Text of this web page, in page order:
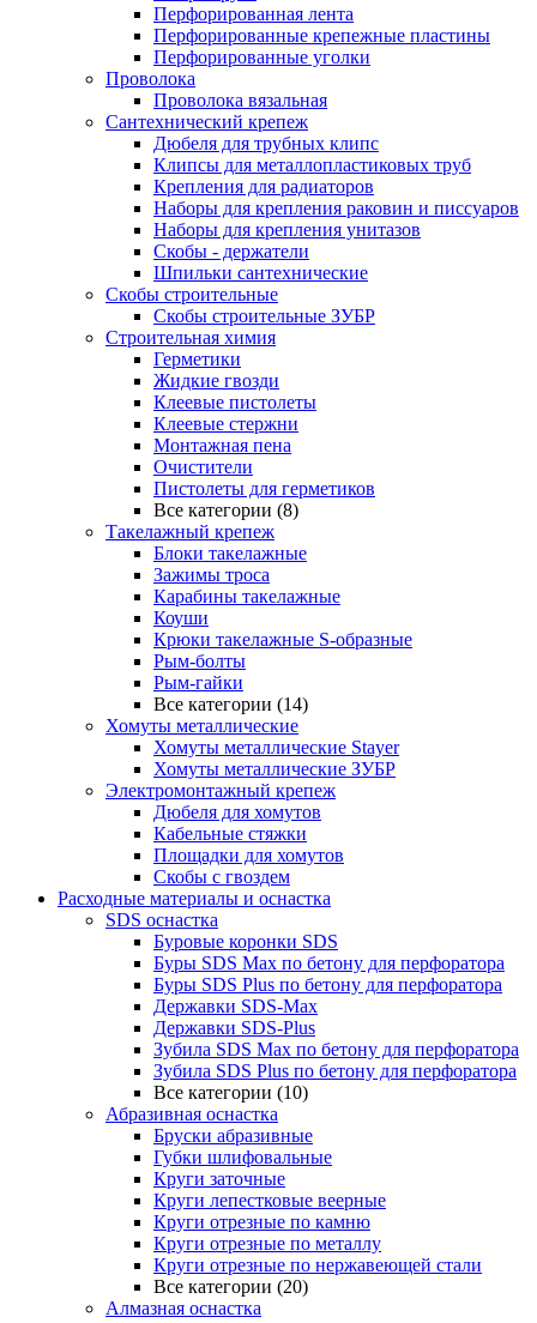
Перфорированная лента
Перфорированные крепежные пластины
Перфорированные уголки
Проволока
Проволока вязальная
Сантехнический крепеж
Дюбеля для трубных клипс
Клипсы для металлопластиковых труб
Крепления для радиаторов
Наборы для крепления раковин и писсуаров
Наборы для крепления унитазов
Скобы - держатели
Шпильки сантехнические
Скобы строительные
Скобы строительные ЗУБР
Строительная химия
Герметики
Жидкие гвозди
Клеевые пистолеты
Клеевые стержни
Монтажная пена
Очистители
Пистолеты для герметиков
Все категории (8)
Такелажный крепеж
Блоки такелажные
Зажимы троса
Карабины такелажные
Коуши
Крюки такелажные S-образные
Рым-болты
Рым-гайки
Все категории (14)
Хомуты металлические
Хомуты металлические Stayer
Хомуты металлические ЗУБР
Электромонтажный крепеж
Дюбеля для хомутов
Кабельные стяжки
Площадки для хомутов
Скобы с гвоздем
Расходные материалы и оснастка
SDS оснастка
Буровые коронки SDS
Буры SDS Max по бетону для перфоратора
Буры SDS Plus по бетону для перфоратора
Державки SDS-Max
Державки SDS-Plus
Зубила SDS Mах по бетону для перфоратора
Зубила SDS Plus по бетону для перфоратора
Все категории (10)
Абразивная оснастка
Бруски абразивные
Губки шлифовальные
Круги заточные
Круги лепестковые веерные
Круги отрезные по камню
Круги отрезные по металлу
Круги отрезные по нержавеющей стали
Все категории (20)
Алмазная оснастка